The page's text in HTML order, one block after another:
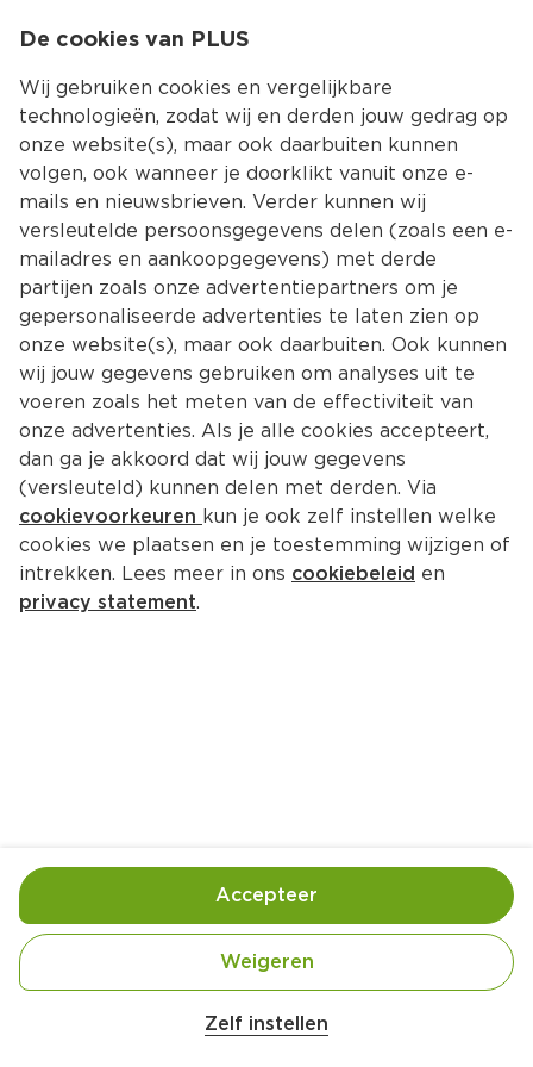
Kies jouw
Ingrediënten Bereiding
1 pak PLUS Pannenkoekenmix naturel (400 gram)
De cookies van PLUS
Wij gebruiken cookies en vergelijkbare
technologieën, zodat wij en derden jouw gedrag op
onze website(s), maar ook daarbuiten kunnen
volgen, ook wanneer je doorklikt vanuit onze e-
mails en nieuwsbrieven. Verder kunnen wij
versleutelde persoonsgegevens delen (zoals een e-
mailadres en aankoopgegevens) met derde
partijen zoals onze advertentiepartners om je
gepersonaliseerde advertenties te laten zien op
onze website(s), maar ook daarbuiten. Ook kunnen
wij jouw gegevens gebruiken om analyses uit te
voeren zoals het meten van de effectiviteit van
onze advertenties. Als je alle cookies accepteert,
dan ga je akkoord dat wij jouw gegevens
(versleuteld) kunnen delen met derden. Via
cookievoorkeuren kun je ook zelf instellen welke
cookies we plaatsen en je toestemming wijzigen of
intrekken. Lees meer in ons cookiebeleid en
privacy statement.
Zelf instellen
Weigeren
Accepteer